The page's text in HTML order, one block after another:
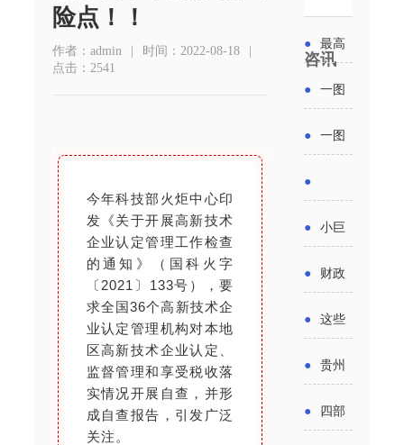
险点！！
作者：admin | 时间：2022-08-18
|
点击：2541
今年科技部火炬中心印
发《关于开展高新技术
企业认定管理工作检查
的通知》（国科火字
〔2021〕133号），要
求全国36个高新技术企
业认定管理机构对本地
区高新技术企业认定、
监督管理和享受税收落
实情况开展自查，并形
成自查报告，引发广泛
关注。
咨讯
● 最高
元！贵
州开展
2026年
轮汽车
销活动
● 一图
省科技
成果转
化中试
报工作
● 一图
出台酒
类新规
酒企出
点关注
●
小企业
发展环
境评估
发布
● 小巨
了？工
信部准
备怎么
● 财政
继续实
施专精
● 这些
贷款，
● 贵州
● 四部